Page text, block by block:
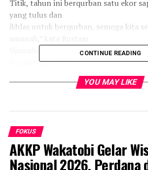
Titik, tahun ini berqurban satu ekor
yang tulus dan
ikhlas untuk berqurban, semoga kita
Djamaluddin, Ketua JES Kendari yang
Suprianto, Sekretaris
JES Kendari dan pengurus lainnya.
sentral
qurban tahun ini.
Penyembelihan hewan qurban
CONTINUE READING
YOU MAY LIKE
FOKUS
AKKP Wakatobi Gelar
Nasional 2026, Perdana